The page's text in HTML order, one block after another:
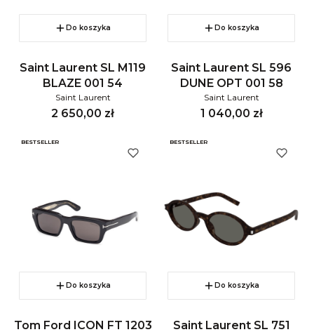
Do koszyka
Saint Laurent SL M119
BLAZE 001 54
Saint Laurent
Cena
2 650,00 zł
Do koszyka
Saint Laurent SL 596
DUNE OPT 001 58
Saint Laurent
Cena
1 040,00 zł
BESTSELLER
Do koszyka
Tom Ford ICON FT 1203
BESTSELLER
Do koszyka
Saint Laurent SL 751